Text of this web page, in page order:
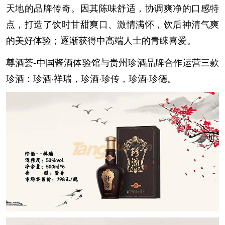
天地的品牌传奇。因其陈味舒适，协调爽净的口感特
点，打造了饮时甘甜爽口、激情满怀，饮后神清气爽
的美好体验；逐渐获得中高端人士的青睐喜爱。
尊酒荟-中国酱酒体验馆与贵州珍酒品牌合作运营三款
珍酒：珍酒·祥瑞，珍酒·珍传，珍酒·珍德。